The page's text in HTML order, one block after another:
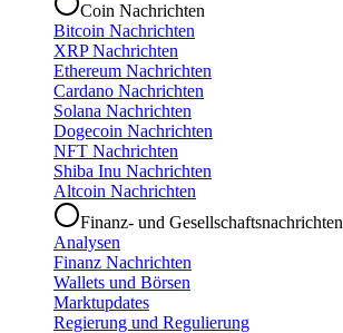
Coin Nachrichten
Bitcoin Nachrichten
XRP Nachrichten
Ethereum Nachrichten
Cardano Nachrichten
Solana Nachrichten
Dogecoin Nachrichten
NFT Nachrichten
Shiba Inu Nachrichten
Altcoin Nachrichten
Finanz- und Gesellschaftsnachrichten
Analysen
Finanz Nachrichten
Wallets und Börsen
Marktupdates
Regierung und Regulierung